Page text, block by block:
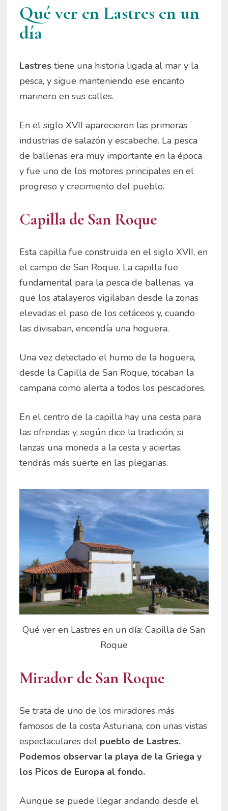
Qué ver en Lastres en un
día
Lastres tiene una historia ligada al mar y la
pesca, y sigue manteniendo ese encanto
marinero en sus calles.
En el siglo XVII aparecieron las primeras
industrias de salazón y escabeche. La pesca
de ballenas era muy importante en la época
y fue uno de los motores principales en el
progreso y crecimiento del pueblo.
Capilla de San Roque
Esta capilla fue construida en el siglo XVII, en
el campo de San Roque. La capilla fue
fundamental para la pesca de ballenas, ya
que los atalayeros vigilaban desde la zonas
elevadas el paso de los cetáceos y, cuando
las divisaban, encendía una hoguera.
Una vez detectado el humo de la hoguera,
desde la Capilla de San Roque, tocaban la
campana como alerta a todos los pescadores.
En el centro de la capilla hay una cesta para
las ofrendas y, según dice la tradición, si
lanzas una moneda a la cesta y aciertas,
tendrás más suerte en las plegarias.
Qué ver en Lastres en un día: Capilla de San
Roque
Mirador de San Roque
Se trata de uno de los miradores más
famosos de la costa Asturiana, con unas vistas
espectaculares del pueblo de Lastres.
Podemos observar la playa de la Griega y
los Picos de Europa al fondo.
Aunque se puede llegar andando desde el